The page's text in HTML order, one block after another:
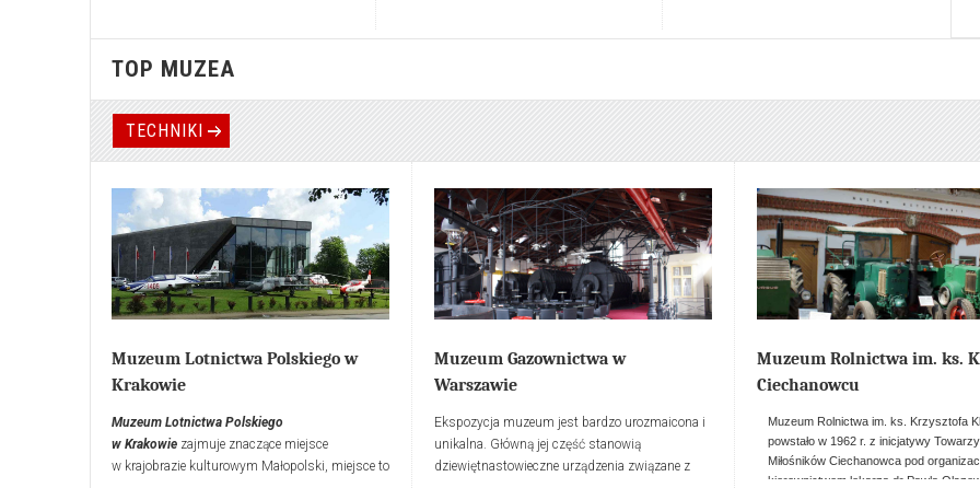
TOP MUZEA
TECHNIKI
Muzeum Lotnictwa Polskiego w
Krakowie
Muzeum Lotnictwa Polskiego
w Krakowie zajmuje znaczące miejsce
w krajobrazie kulturowym Małopolski, miejsce to
Muzeum Gazownictwa w
Warszawie
Ekspozycja muzeum jest bardzo urozmaicona i
unikalna. Główną jej część stanowią
dziewiętnastowieczne urządzenia związane z
Muzeum Rolnictwa im. ks.
Ciechanowcu
Muzeum Rolnictwa im. ks. Krzysztofa
powstało w 1962 r. z inicjatywy
Miłośników Ciechanowca pod
kierownictwem lekarza dr Pawła